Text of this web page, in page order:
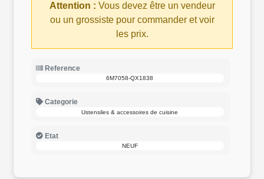
Attention : Vous devez être un vendeur
ou un grossiste pour commander et voir
les prix.
Reference
6M7058-QX1838
Categorie
Ustensiles & accessoires de cuisine
Etat
NEUF